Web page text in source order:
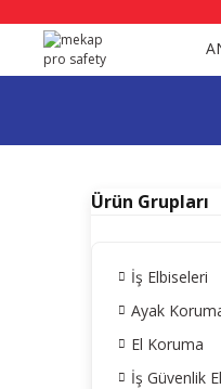
Ürün Grupları
İş Elbiseleri
Ayak
El Koruma
İş Güvenlik